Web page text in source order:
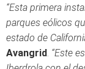
“Esta primera
parques eólicos
estado de
Avangrid. “Este